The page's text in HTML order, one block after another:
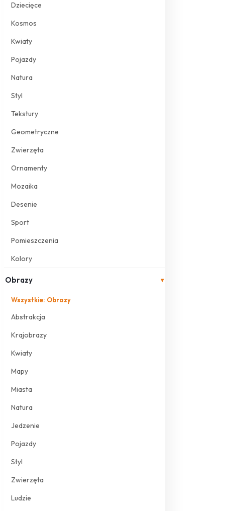
Dziecięce
Kosmos
Kwiaty
Pojazdy
Natura
Styl
Tekstury
Geometryczne
Zwierzęta
Ornamenty
Mozaika
Desenie
Sport
Pomieszczenia
Kolory
Obrazy ▾
Wszystkie: Obrazy
Abstrakcja
Krajobrazy
Kwiaty
Mapy
Miasta
Natura
Jedzenie
Pojazdy
Styl
Zwierzęta
Ludzie